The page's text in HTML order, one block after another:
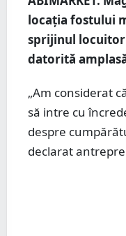
locația fostului
sprijinul
datorită
„Am considerat
să intre cu
despre
declarat